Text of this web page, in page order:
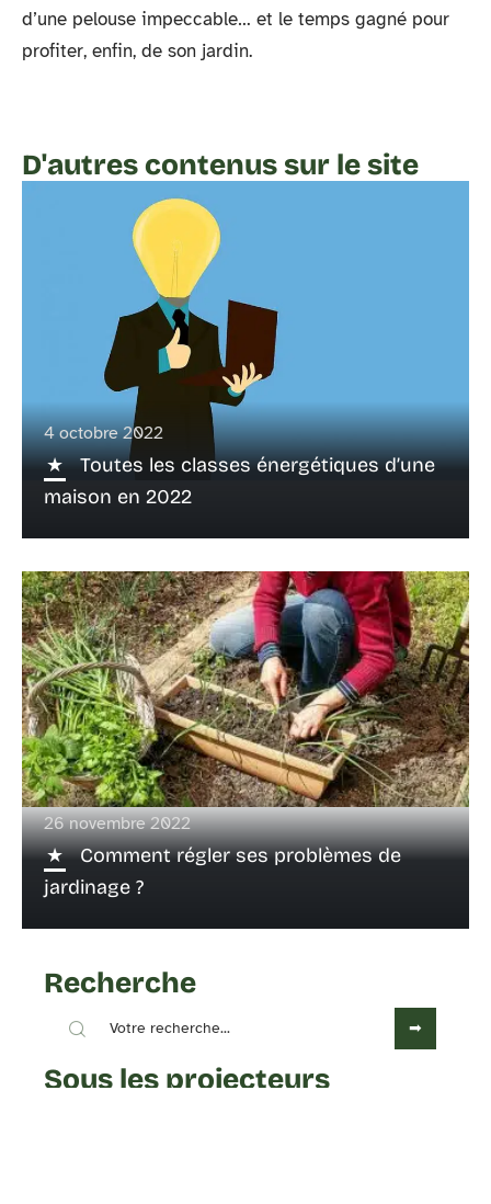
d’une pelouse impeccable… et le temps gagné pour
profiter, enfin, de son jardin.
D'autres contenus sur le site
4 octobre 2022
Toutes les classes énergétiques d’une
maison en 2022
26 novembre 2022
Comment régler ses problèmes de
jardinage ?
Recherche
Sous les projecteurs